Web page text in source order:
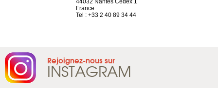
44032 Nantes Cedex 1
France
Tel : +33 2 40 89 34 44
Rejoignez-nous sur
INSTAGRAM